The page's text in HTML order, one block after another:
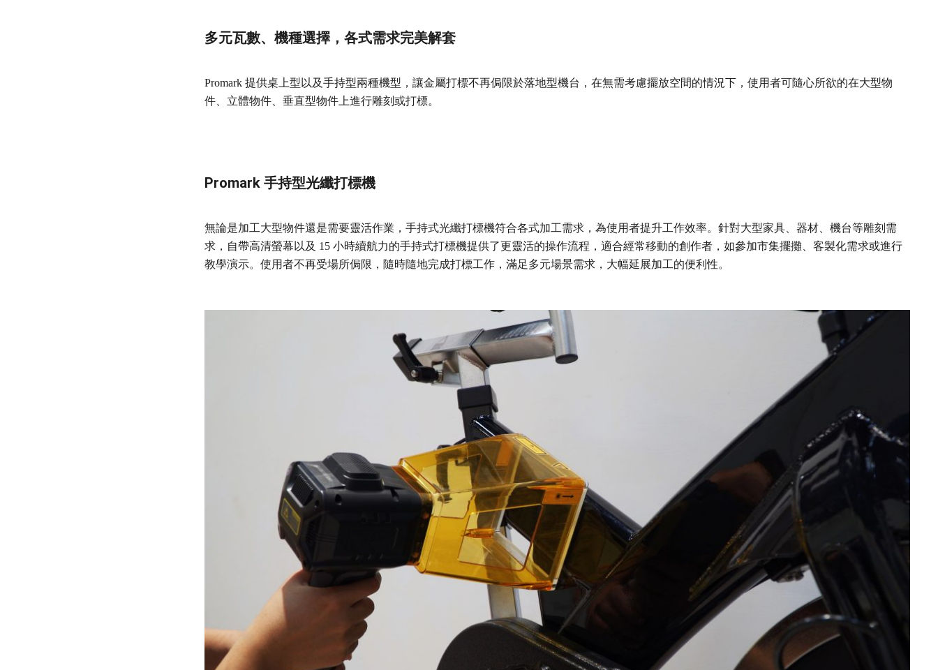
多元瓦數、機種選擇，各式需求完美解套
Promark 提供桌上型以及手持型兩種機型，讓金屬打標不再侷限於落地型機台，在無需考慮擺放空間的情況下，使用者可隨心所欲的在大型物
件、立體物件、垂直型物件上進行雕刻或打標。
Promark 手持型光纖打標機
無論是加工大型物件還是需要靈活作業，手持式光纖打標機符合各式加工需求，為使用者提升工作效率。針對大型家具、器材、機台等雕刻需
求，自帶高清螢幕以及 15 小時續航力的手持式打標機提供了更靈活的操作流程，適合經常移動的創作者，如參加市集擺攤、客製化需求或進行
教學演示。使用者不再受場所侷限，隨時隨地完成打標工作，滿足多元場景需求，大幅延展加工的便利性。